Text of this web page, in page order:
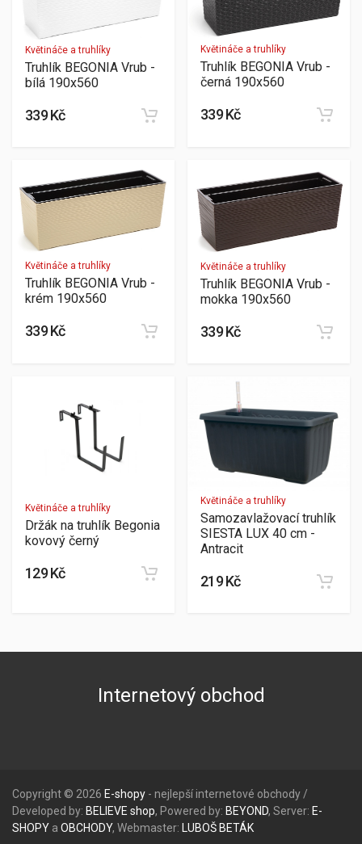
Květináče a truhlíky
Truhlík BEGONIA Vrub -
bílá 190x560
339 Kč
Květináče a truhlíky
Truhlík BEGONIA Vrub -
černá 190x560
339 Kč
Květináče a truhlíky
Truhlík BEGONIA Vrub -
krém 190x560
339 Kč
Květináče a truhlíky
Truhlík BEGONIA Vrub -
mokka 190x560
339 Kč
Květináče a truhlíky
Držák na truhlík Begonia
kovový černý
129 Kč
Květináče a truhlíky
Samozavlažovací truhlík
SIESTA LUX 40 cm -
Antracit
219 Kč
Internetový obchod
Copyright © 2026 E-shopy - nejlepší internetové obchody /
Developed by: BELIEVE shop, Powered by: BEYOND, Server: E-
SHOPY a OBCHODY, Webmaster: LUBOŠ BETÁK